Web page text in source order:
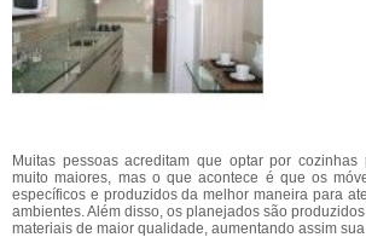
Muitas pessoas acreditam que optar por cozinhas
muito maiores, mas o que acontece é que os
específicos e produzidos da melhor maneira para
ambientes. Além disso, os planejados são
materiais de maior qualidade, aumentando assim